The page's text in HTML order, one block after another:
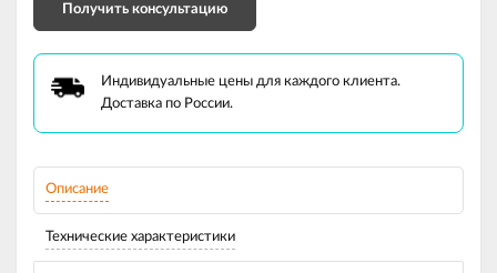
Получить консультацию
Индивидуальные цены для каждого клиента.
Доставка по России.
Описание
Технические характеристики